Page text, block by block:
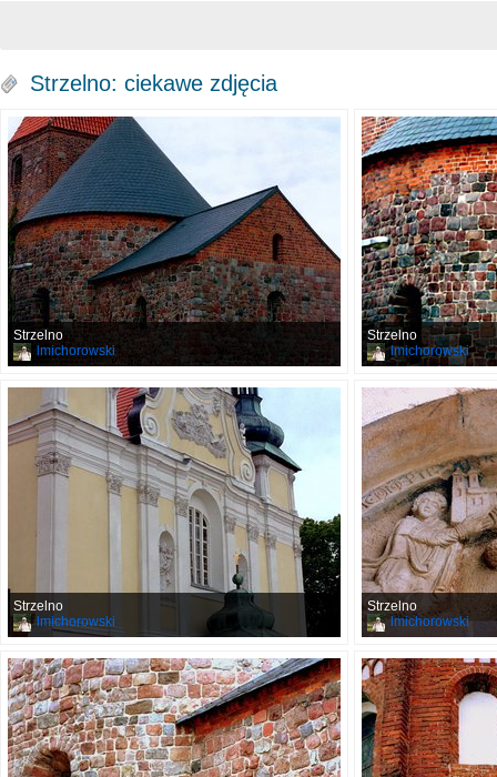
Strzelno: ciekawe zdjęcia
Strzelno
lmichorowski
Strzelno
lmichorowski
Strzelno
lmichorowski
Strzelno
lmichorowski